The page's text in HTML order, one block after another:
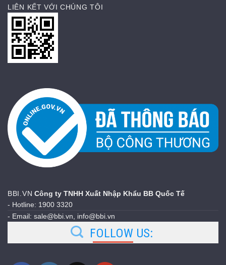
LIÊN KẾT VỚI CHÚNG TÔI
BBI.VN Công ty TNHH Xuất Nhập Khẩu BB Quốc Tế
- Hotline: 1900 3320
- Email: sale@bbi.vn, info@bbi.vn
FOLLOW US: